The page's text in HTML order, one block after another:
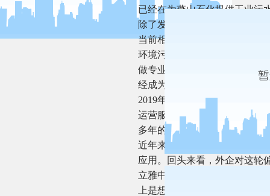
已经在为燕山石化提供工业污
除了发挥既有优势，这些年，
当前相对“难啃”的工业和循环
环境污染第三方治理是指排污
做专业的事情，二是“谁污染
经成为破题工业污染的主流路
2019年，《深入推进园区环境
运营服务成为各类园区的迫切
多年的外企而言，无疑是巨大
近年来，环境产业3.0时代下
应用。回头来看，外企对这轮
立雅中国区副总裁兼董事总经
上是想尽快探索出一条完善